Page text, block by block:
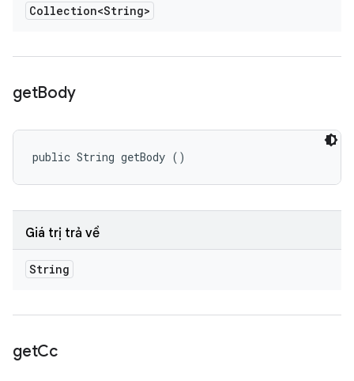
Collection<String>
getBody
public String getBody ()
Giá trị trả về
String
getCc